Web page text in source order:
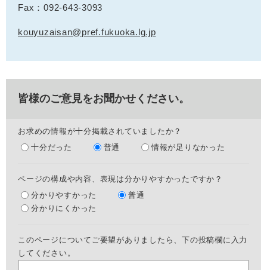
Fax：092-643-3093
kouyuzaisan@pref.fukuoka.lg.jp
皆様のご意見をお聞かせください。
お求めの情報が十分掲載されていましたか？
十分だった
普通 情報が足りなかった
ページの構成や内容、表現は分かりやすかったですか？
分かりやすかった
普通
分かりにくかった
このページについてご要望がありましたら、下の投稿欄に入力
してください。